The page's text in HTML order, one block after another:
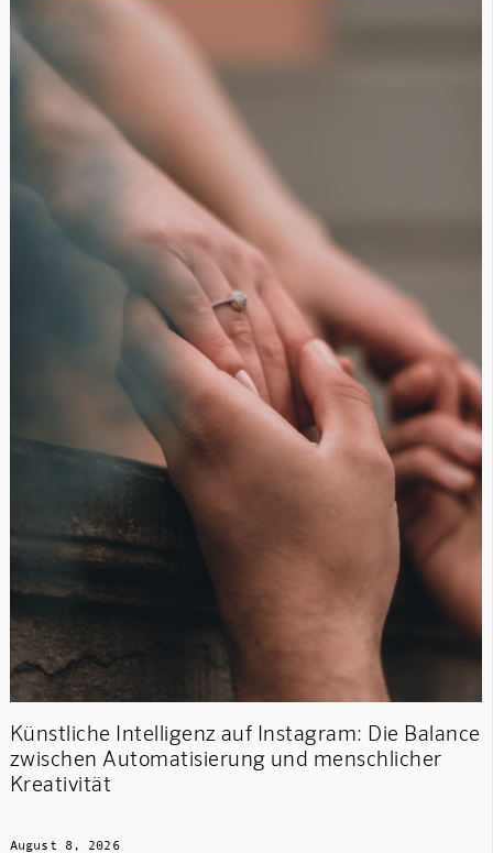
Künstliche Intelligenz auf Instagram: Die Balance
zwischen Automatisierung und menschlicher
Kreativität
August 8, 2026